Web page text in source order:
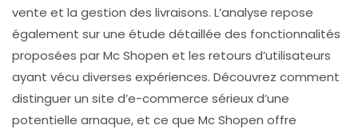
vente et la gestion des livraisons. L’analyse repose
également sur une étude détaillée des fonctionnalités
proposées par Mc Shopen et les retours d’utilisateurs
ayant vécu diverses expériences. Découvrez comment
distinguer un site d’e-commerce sérieux d’une
potentielle arnaque, et ce que Mc Shopen offre